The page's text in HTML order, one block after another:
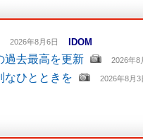
2026年8月6日 IDOM
過去最高を更新 2026年8
なひとときを 2026年8月3